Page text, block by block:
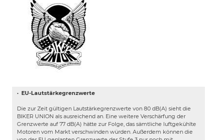
· EU-Lautstärkegrenzwerte
Die zur Zeit gültigen Lautstärkegrenzwerte von 80 dB(A) sieht die
BIKER UNION als ausreichend an. Eine weitere Verschärfung der
Grenzwerte auf 77 dB(A) hätte zur Folge, das sämtliche luftgekühlte
Motoren vom Markt verschwinden würden. Außerdem können die